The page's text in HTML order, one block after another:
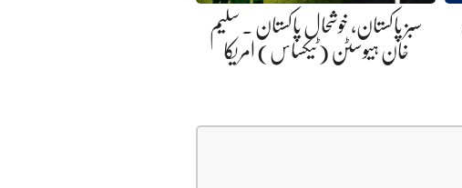
سبز پاکستان، خوشحال پاکستان . سلیم
خان ہیوسٹن (ٹیکساس) امریکا